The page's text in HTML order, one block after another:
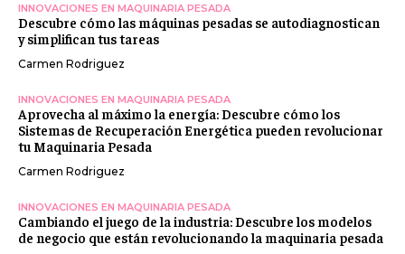
INNOVACIONES EN MAQUINARIA PESADA
Descubre cómo las máquinas pesadas se autodiagnostican
y simplifican tus tareas
Carmen Rodriguez
INNOVACIONES EN MAQUINARIA PESADA
Aprovecha al máximo la energía: Descubre cómo los
Sistemas de Recuperación Energética pueden revolucionar
tu Maquinaria Pesada
Carmen Rodriguez
INNOVACIONES EN MAQUINARIA PESADA
Cambiando el juego de la industria: Descubre los modelos
de negocio que están revolucionando la maquinaria pesada